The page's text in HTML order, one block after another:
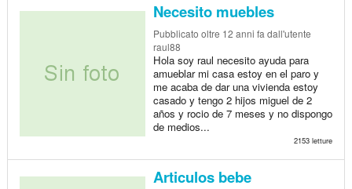
Necesito muebles
Pubblicato oltre 12 anni fa dall'utente
raul88
Hola soy raul necesito ayuda para
amueblar mi casa estoy en el paro y
me acaba de dar una vivienda estoy
casado y tengo 2 hijos miguel de 2
años y rocio de 7 meses y no dispongo
de medios...
2153 letture
Articulos bebe